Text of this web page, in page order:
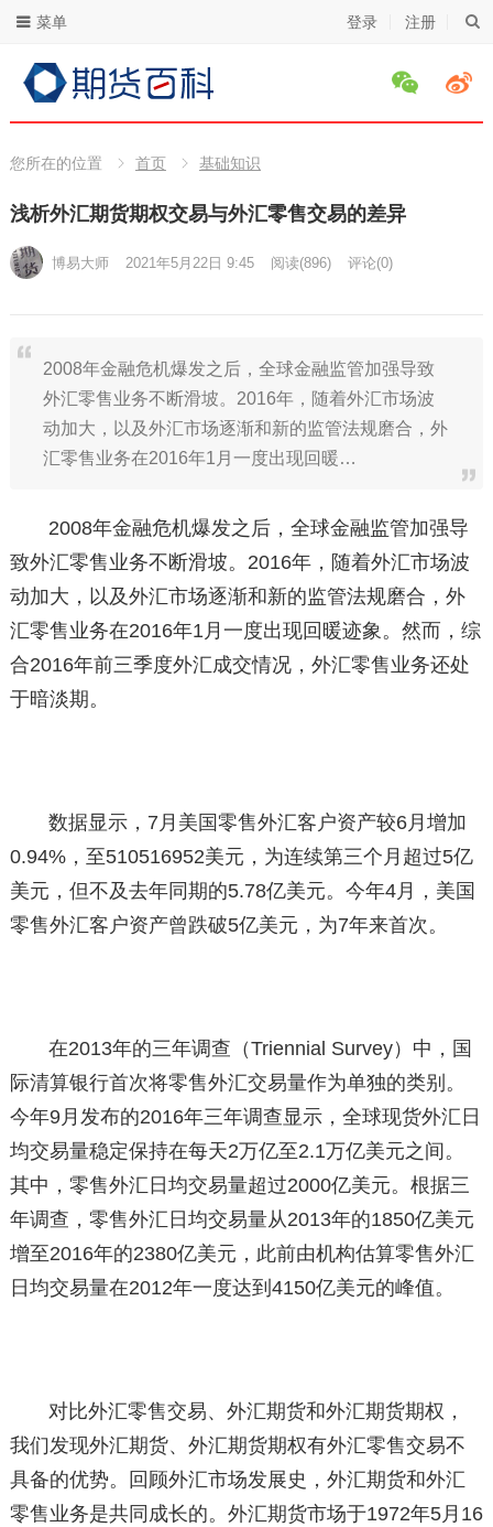
登录 注册
菜单
您所在的位置 首页 基础知识
浅析外汇期货期权交易与外汇零售交易的差异
博易大师 2021年5月22日 9:45 阅读(896) 评论(0)
2008年金融危机爆发之后，全球金融监管加强导致
外汇零售业务不断滑坡。2016年，随着外汇市场波
动加大，以及外汇市场逐渐和新的监管法规磨合，外
汇零售业务在2016年1月一度出现回暖…
2008年金融危机爆发之后，全球金融监管加强导
致外汇零售业务不断滑坡。2016年，随着外汇市场波
动加大，以及外汇市场逐渐和新的监管法规磨合，外
汇零售业务在2016年1月一度出现回暖迹象。然而，综
合2016年前三季度外汇成交情况，外汇零售业务还处
于暗淡期。
数据显示，7月美国零售外汇客户资产较6月增加
0.94%，至510516952美元，为连续第三个月超过5亿
美元，但不及去年同期的5.78亿美元。今年4月，美国
零售外汇客户资产曾跌破5亿美元，为7年来首次。
在2013年的三年调查（Triennial Survey）中，国
际清算银行首次将零售外汇交易量作为单独的类别。
今年9月发布的2016年三年调查显示，全球现货外汇日
均交易量稳定保持在每天2万亿至2.1万亿美元之间。
其中，零售外汇日均交易量超过2000亿美元。根据三
年调查，零售外汇日均交易量从2013年的1850亿美元
增至2016年的2380亿美元，此前由机构估算零售外汇
日均交易量在2012年一度达到4150亿美元的峰值。
对比外汇零售交易、外汇期货和外汇期货期权，
我们发现外汇期货、外汇期货期权有外汇零售交易不
具备的优势。回顾外汇市场发展史，外汇期货和外汇
零售业务是共同成长的。外汇期货市场于1972年5月16